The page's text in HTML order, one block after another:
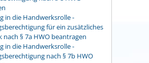
in die Handwerksrolle -
für ein zusätzliches
nach § 7a HWO beantragen
in die Handwerksrolle -
nach § 7b HWO